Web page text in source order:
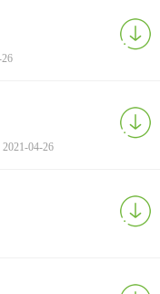
2021-04-26